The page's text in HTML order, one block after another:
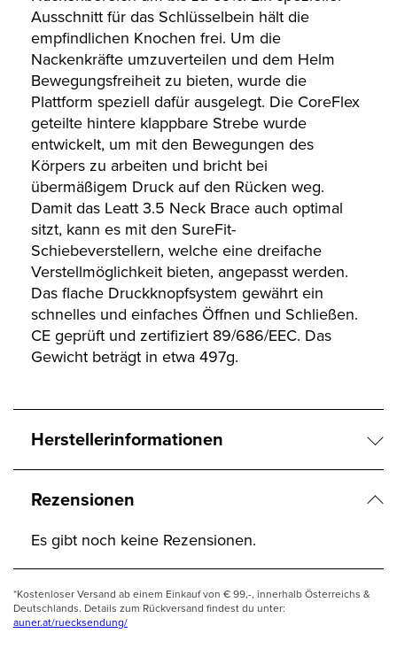
Ausschnitt für das Schlüsselbein hält die
empfindlichen Knochen frei. Um die
Nackenkräfte umzuverteilen und dem Helm
Bewegungsfreiheit zu bieten, wurde die
Plattform speziell dafür ausgelegt. Die CoreFlex
geteilte hintere klappbare Strebe wurde
entwickelt, um mit den Bewegungen des
Körpers zu arbeiten und bricht bei
übermäßigem Druck auf den Rücken weg.
Damit das Leatt 3.5 Neck Brace auch optimal
sitzt, kann es mit den SureFit-
Schiebeverstellern, welche eine dreifache
Verstellmöglichkeit bieten, angepasst werden.
Das flache Druckknopfsystem gewährt ein
schnelles und einfaches Öffnen und Schließen.
CE geprüft und zertifiziert 89/686/EEC. Das
Gewicht beträgt in etwa 497g.
Herstellerinformationen
Rezensionen
Es gibt noch keine Rezensionen.
*Kostenloser Versand ab einem Einkauf von € 99,-, innerhalb Österreichs &
Deutschlands. Details zum Rückversand findest du unter:
auner.at/ruecksendung/